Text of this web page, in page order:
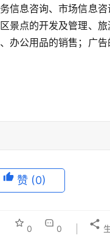
信息咨询、市场信息
景点的开发及管理、
办公用品的销售；广
赞 (0)
0 0